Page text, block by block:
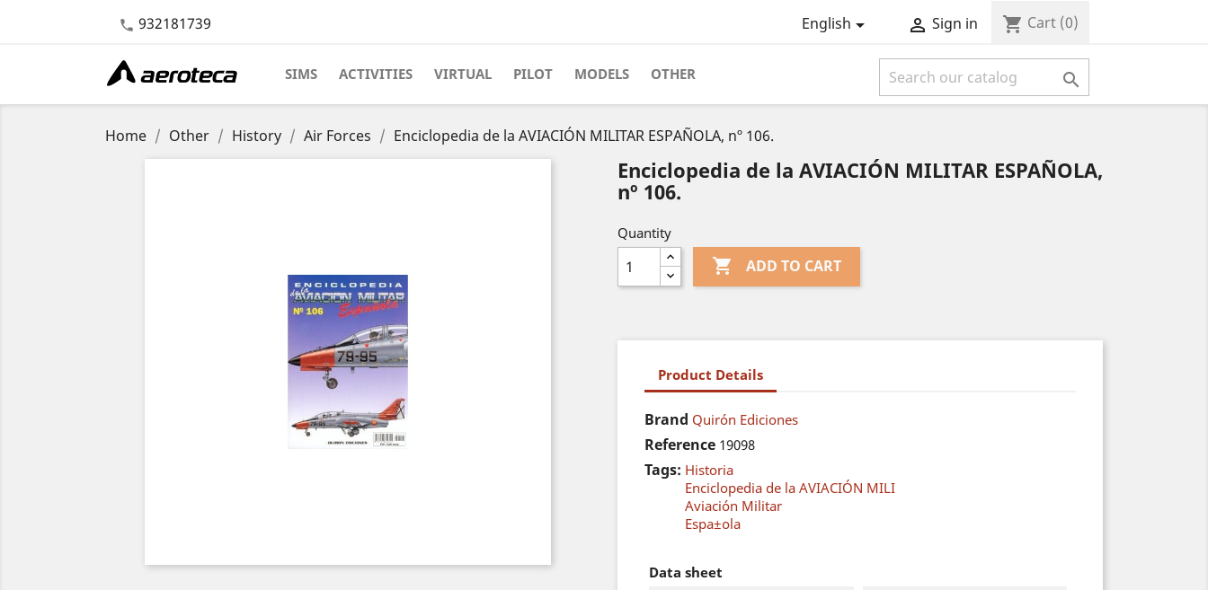
 932181739 English  Sign in shopping_cart Cart (0)
SIMS ACTIVITIES VIRTUAL PILOT MODELS OTHER 
Home Other History Air Forces Enciclopedia de la AVIACIÓN MILITAR ESPAÑOLA, nº 106.
Enciclopedia de la AVIACIÓN MILITAR ESPAÑOLA,
nº 106.
Quantity
 ADD TO CART
Product Details
Brand Quirón Ediciones
Reference 19098
Tags: Historia
Enciclopedia de la AVIACIÓN MILI
Aviación Militar
Espa±ola
Data sheet